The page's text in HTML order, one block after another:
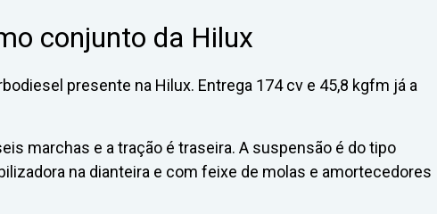
conjunto da Hilux
presente na Hilux. Entrega 174 cv e 45,8 kgfm já a
marchas e a tração é traseira. A suspensão é do tipo
na dianteira e com feixe de molas e amortecedores